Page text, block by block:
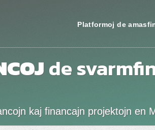
Platformoj de
de
kaj financajn projektojn en